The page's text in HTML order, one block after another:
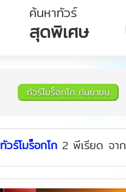
ค้นหาทัวร์
สุดพิเศษ
ทัวร์โมร็อกโก กันยายน
ทัวร์โมร็อกโก 2 พีเรียด จาก